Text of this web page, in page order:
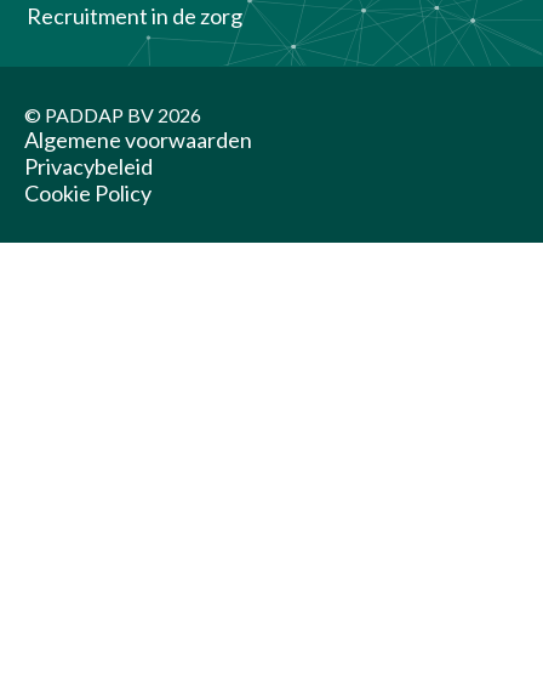
Recruitment in de zorg
© PADDAP BV 2026
Algemene voorwaarden
Privacybeleid
Cookie Policy